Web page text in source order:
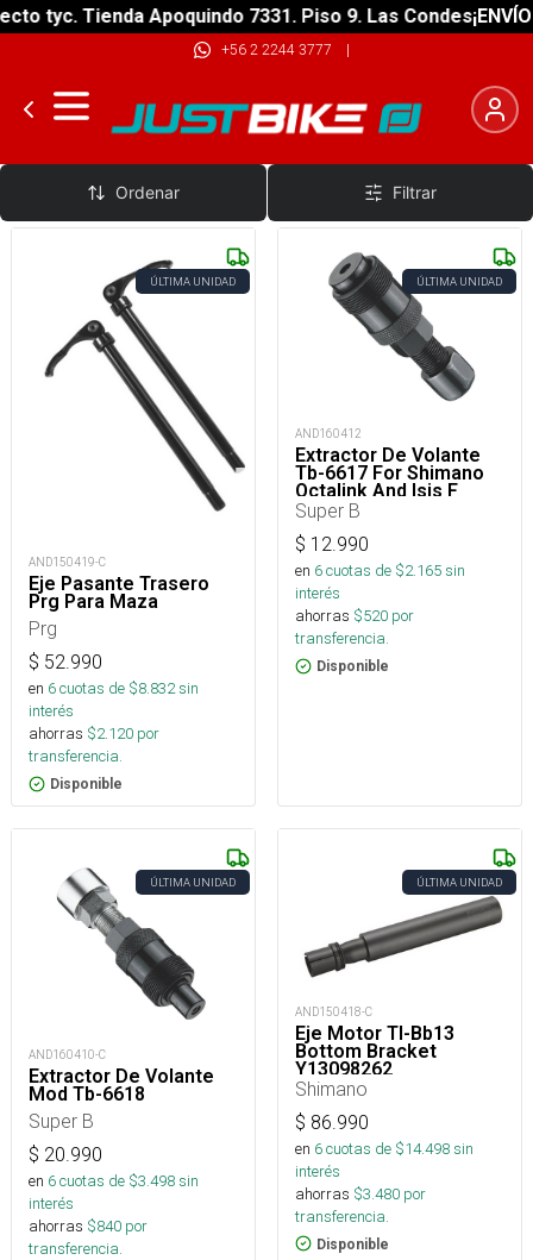
tyc. Tienda Apoquindo 7331. Piso 9. Las Condes
+56 2 2244 3777 |
Accesorios
Ordenar Filtrar
ÚLTIMA UNIDAD
AND150419-C
Eje Pasante Trasero
Prg Para Maza
Prg
$ 52.990
en 6cuotas de $8.832sin
interés
ahorras $2.120 por
transferencia.
Disponible
ÚLTIMA UNIDAD
AND160412
Extractor De Volante
Tb-6617 For Shimano
Octalink And Isis F
Super B
$ 12.990
en 6cuotas de $2.165sin
interés
ahorras $520 por
transferencia.
Disponible
ÚLTIMA UNIDAD
AND160410-C
Extractor De Volante
Mod Tb-6618
Super B
$ 20.990
en 6cuotas de $3.498sin
interés
ahorras $840 por
transferencia.
ÚLTIMA UNIDAD
AND150418-C
Eje Motor Tl-Bb13
Bottom Bracket
Y13098262
Shimano
$ 86.990
en 6cuotas de $14.498sin
interés
ahorras $3.480 por
transferencia.
Disponible